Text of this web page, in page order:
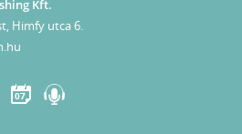
Kft.
Himfy utca 6.
07